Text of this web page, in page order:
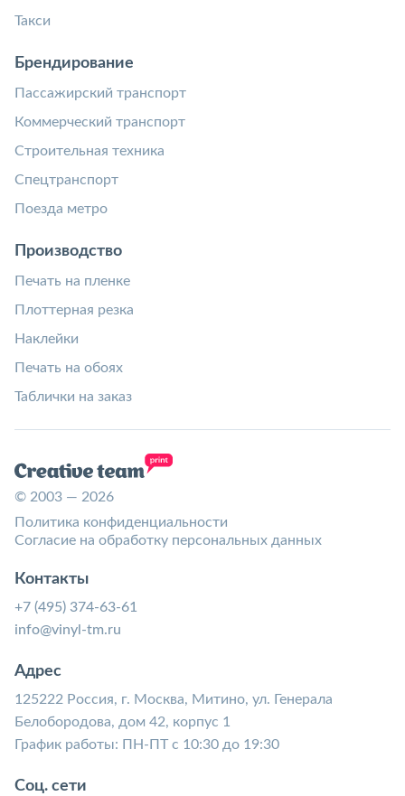
Такси
Брендирование
Пассажирский транспорт
Коммерческий транспорт
Строительная техника
Спецтранспорт
Поезда метро
Производство
Печать на пленке
Плоттерная резка
Наклейки
Печать на обоях
Таблички на заказ
© 2003 — 2026
Политика конфиденциальности
Согласие на обработку персональных данных
Контакты
+7 (495) 374-63-61
info@vinyl-tm.ru
Адрес
125222 Россия, г. Москва, Митино, ул. Генерала
Белобородова, дом 42, корпус 1
График работы: ПН-ПТ с 10:30 до 19:30
Соц. сети